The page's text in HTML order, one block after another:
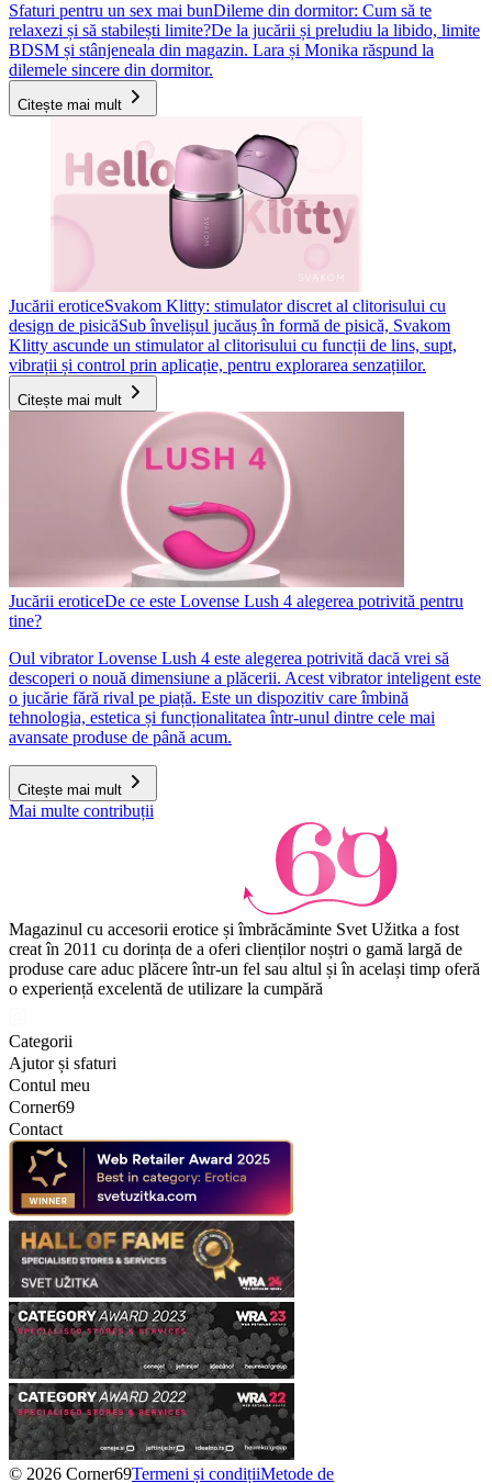
Sfaturi pentru un sex mai bunDileme din dormitor: Cum să te
relaxezi și să stabilești limite?De la jucării și preludiu la libido, limite
BDSM și stânjeneala din magazin. Lara și Monika răspund la
dilemele sincere din dormitor.
Citește mai mult
Jucării eroticeSvakom Klitty: stimulator discret al clitorisului cu
design de pisicăSub învelișul jucăuș în formă de pisică, Svakom
Klitty ascunde un stimulator al clitorisului cu funcții de lins, supt,
vibrații și control prin aplicație, pentru explorarea senzațiilor.
Citește mai mult
Jucării eroticeDe ce este Lovense Lush 4 alegerea potrivită pentru
tine?
Oul vibrator Lovense Lush 4 este alegerea potrivită dacă vrei să
descoperi o nouă dimensiune a plăcerii. Acest vibrator inteligent este
o jucărie fără rival pe piață. Este un dispozitiv care îmbină
tehnologia, estetica și funcționalitatea într-unul dintre cele mai
avansate produse de până acum.
Citește mai mult
Mai multe contribuții
Magazinul cu accesorii erotice și îmbrăcăminte Svet Užitka a fost
creat în 2011 cu dorința de a oferi clienților noștri o gamă largă de
produse care aduc plăcere într-un fel sau altul și în același timp oferă
o experiență excelentă de utilizare la cumpără
Categorii
Ajutor și sfaturi
Contul meu
Corner69
Contact
© 2026 Corner69Termeni și condițiiMetode de